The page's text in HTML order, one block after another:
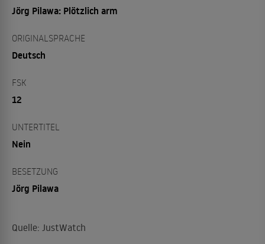
Jörg Pilawa: Plötzlich arm
ORIGINALSPRACHE
Deutsch
FSK
12
UNTERTITEL
Nein
BESETZUNG
Jörg Pilawa
Quelle: JustWatch